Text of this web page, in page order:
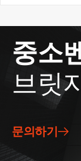
중소
브릿
문의하기